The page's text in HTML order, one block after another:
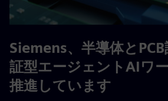
Siemens、半導体と
証型エージェントAIワ
推進しています